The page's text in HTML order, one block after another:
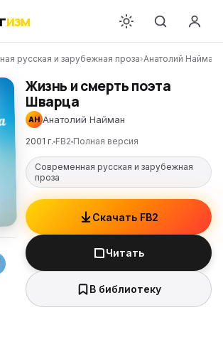
изм
русская и зарубежная проза›Анатолий Найман
Жизнь и смерть поэта
Шварца
АН Анатолий Найман
2001 г. FB2 Полная версия
Современная русская и зарубежная
проза
Скачать FB2
Читать
В библиотеку